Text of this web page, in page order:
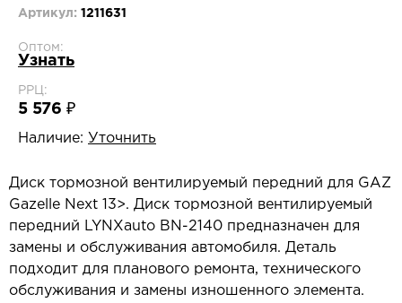
Артикул: 1211631
Оптом:
Узнать
РРЦ:
5 576 ₽
Наличие: Уточнить
Диск тормозной вентилируемый передний для GAZ
Gazelle Next 13>. Диск тормозной вентилируемый
передний LYNXauto BN-2140 предназначен для
замены и обслуживания автомобиля. Деталь
подходит для планового ремонта, технического
обслуживания и замены изношенного элемента.